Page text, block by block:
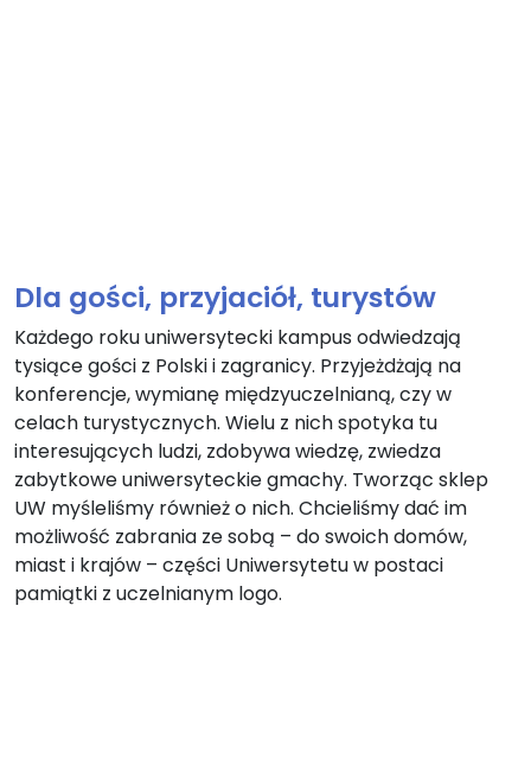
Dla gości, przyjaciół, turystów
Każdego roku uniwersytecki kampus odwiedzają
tysiące gości z Polski i zagranicy. Przyjeżdżają na
konferencje, wymianę międzyuczelnianą, czy w
celach turystycznych. Wielu z nich spotyka tu
interesujących ludzi, zdobywa wiedzę, zwiedza
zabytkowe uniwersyteckie gmachy. Tworząc sklep
UW myśleliśmy również o nich. Chcieliśmy dać im
możliwość zabrania ze sobą – do swoich domów,
miast i krajów – części Uniwersytetu w postaci
pamiątki z uczelnianym logo.